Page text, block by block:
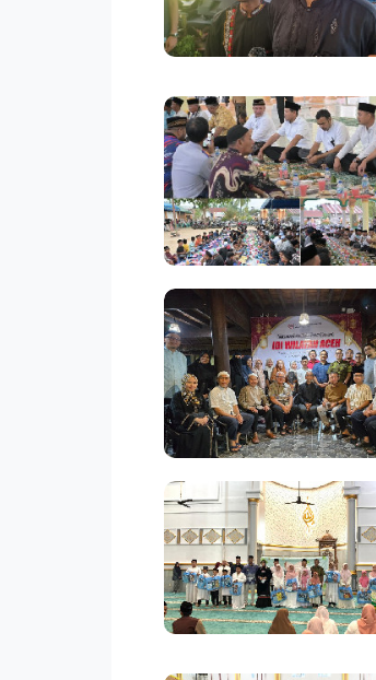
anggota IDI Wilayah